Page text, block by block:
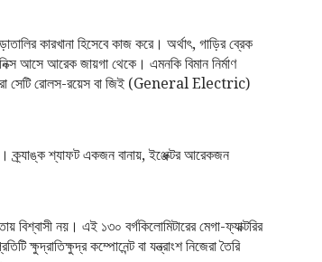
কারখানা হিসেবে কাজ করে। অর্থাৎ, গাড়ির ব্রেক
আসে আরেক জায়গা থেকে। এমনকি বিমান নির্মাণ
তারা সেটি রোলস-রয়েস বা জিই (General Electric)
ক্র্যাঙ্ক শ্যাফট একজন বানায়, ইঞ্জেক্টর আরেকজন
নয়। এই ১৩০ বর্গকিলোমিটারের মেগা-ফ্যাক্টরির
ক্ষুদ্রাতিক্ষুদ্র কম্পোনেন্ট বা যন্ত্রাংশ নিজেরা তৈরি